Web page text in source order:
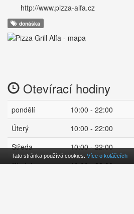
http://www.pizza-alfa.cz
donáška
Otevírací hodiny
pondělí
10:00 - 22:00
Úterý
10:00 - 22:00
Středa
10:00 - 22:00
Čtvrtek
10:00 - 22:00
Tato stránka používá cookies. Více o koláčcích